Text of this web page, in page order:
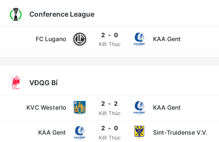
Conference League
FC Lugano
Kết Thúc
2 - 0
KAA Gent
VĐQG Bỉ
KVC Westerlo
Kết Thúc
2 - 2
KAA Gent
KAA Gent
Kết Thúc
2 - 0
Sint-Truidense V.V.